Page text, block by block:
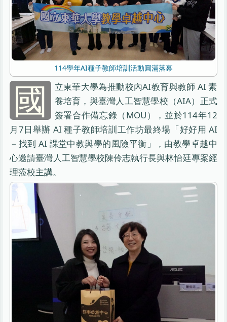
114學年AI種子教師培訓活動圓滿落幕
國
立東華大學為推動校內AI教育與教師 AI 素
養培育，與臺灣人工智慧學校（AIA）正式
簽署合作備忘錄（MOU），並於114年12
月7日舉辦 AI 種子教師培訓工作坊最終場「好好用 AI
－找到 AI 課堂中教與學的風險平衡」，由教學卓越中
心邀請臺灣人工智慧學校陳伶志執行長與林怡廷專案經
理蒞校主講。